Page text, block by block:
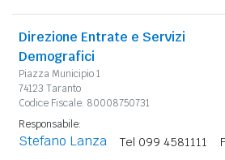
Direzione Entrate e Servizi
Demografici
Piazza Municipio 1
74123 Taranto
Codice Fiscale: 80008750731
Responsabile:
Stefano Lanza Tel 099 4581111